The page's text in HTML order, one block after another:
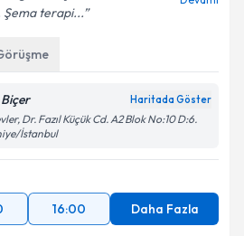
terapi...
Haritada Göster
Dr. Fazıl Küçük Cd. A2 Blok No:10 D:6.
İstanbul
16:00 Daha Fazla